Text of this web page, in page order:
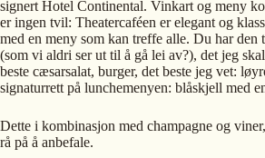
signert Hotel Continental. Vinkart og meny
er ingen tvil: Theatercaféen er elegant og
med en meny som kan treffe alle. Du har den
(som vi aldri ser ut til å gå lei av?), det jeg
beste cæsarsalat, burger, det beste jeg vet:
signaturrett på lunchemenyen: blåskjell med
Dette i kombinasjon med champagne og
rå på å anbefale.